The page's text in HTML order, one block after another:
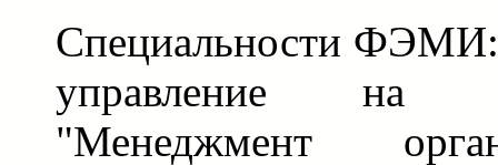
Специальности
управление на
"Менеджмент